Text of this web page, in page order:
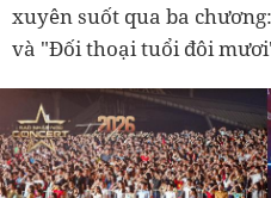
xuyên suốt qua ba
và "Đối thoại tuổi đôi